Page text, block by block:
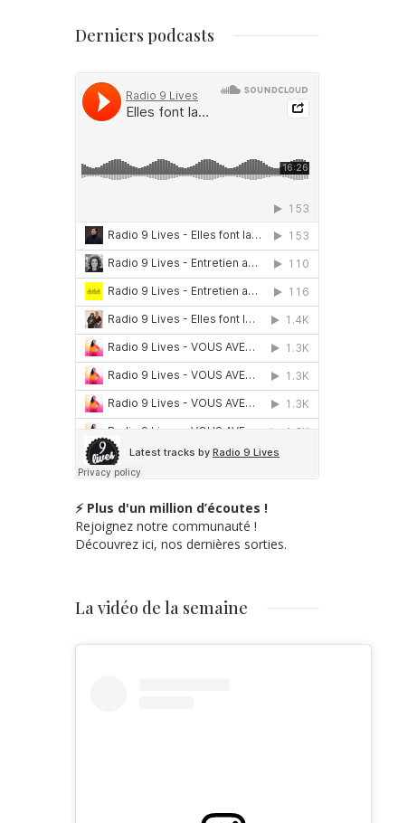
Derniers podcasts
⚡ Plus d'un million d’écoutes !
Rejoignez notre communauté !
Découvrez ici, nos dernières sorties.
La vidéo de la semaine